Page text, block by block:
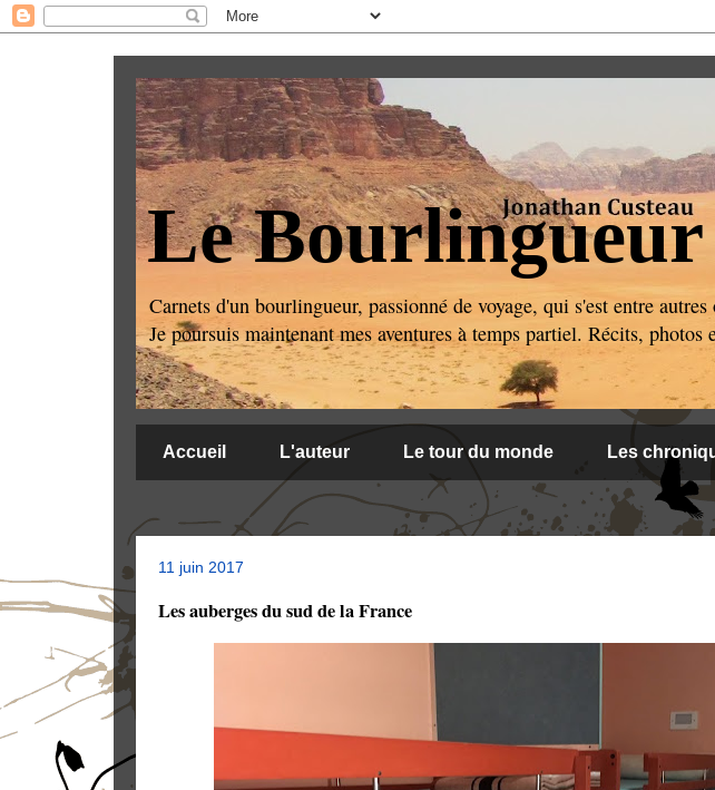
Le Bourlingueur
Carnets d'un bourlingueur, passionné de voyage, qui s'est entre
Je poursuis maintenant mes aventures à temps partiel. Récits,
Accueil L'auteur Le tour du monde Les
11 juin 2017
Les auberges du sud de la France